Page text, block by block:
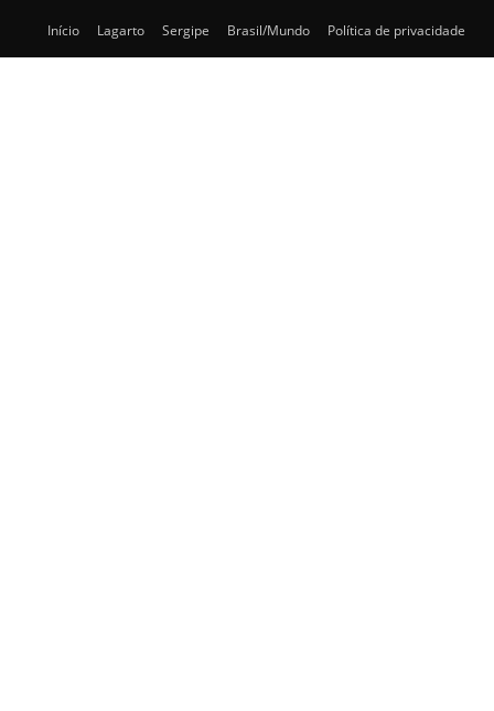
Início Lagarto Sergipe Brasil/Mundo Política de privacidade